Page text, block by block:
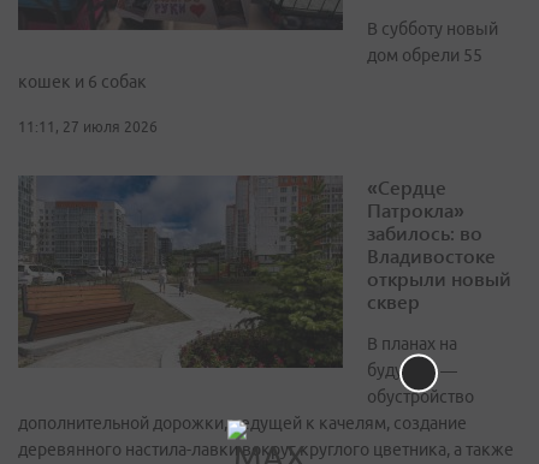
В субботу новый
дом обрели 55
кошек и 6 собак
11:11, 27 июля 2026
«Сердце
Патрокла»
забилось: во
Владивостоке
открыли новый
сквер
В планах на
будущее —
обустройство
дополнительной дорожки, ведущей к качелям, создание
деревянного настила-лавки вокруг круглого цветника, а также